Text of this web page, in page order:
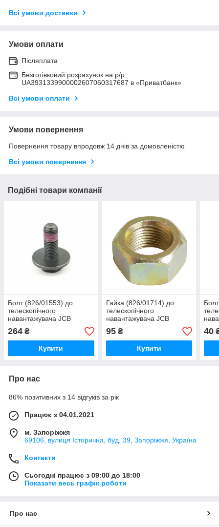
Всі умови доставки
Умови оплати
Післяплата
Безготівковий розрахунок на р/р
UA3931339900002607060317687 в «Приватбанк»
Всі умови оплати
Умови повернення
Повернення товару впродовж 14 днів за домовленістю
Всі умови повернення
Подібні товари компанії
Болт (826/01553) до
телескопічного
навантажувача JCB
264 ₴
Купити
Гайка (826/01714) до
телескопічного
навантажувача JCB
95₴
Купити
40
Про нас
86% позитивних з 14 відгуків за рік
Працює з 04.01.2021
м. Запоріжжя
69106, вулиця Історична, буд. 39, Запоріжжя, Україна
Контакти
Сьогодні працює з 09:00 до 18:00
Показати весь графік роботи
Про нас